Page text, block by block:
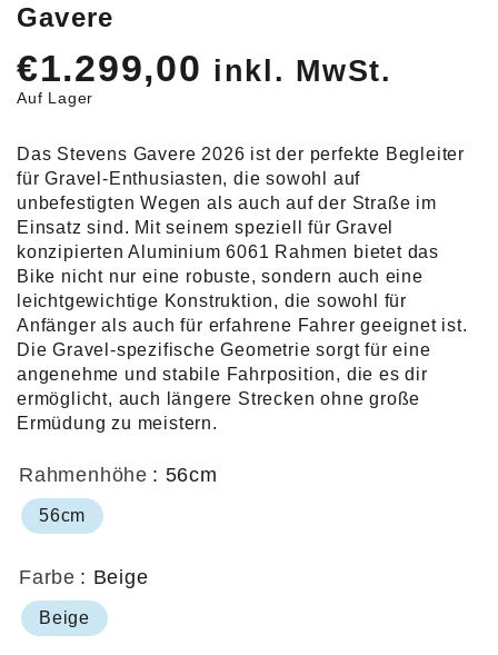
Gavere
€1.299,00 inkl. MwSt.
Auf Lager
Das Stevens Gavere 2026 ist der perfekte Begleiter
für Gravel-Enthusiasten, die sowohl auf
unbefestigten Wegen als auch auf der Straße im
Einsatz sind. Mit seinem speziell für Gravel
konzipierten Aluminium 6061 Rahmen bietet das
Bike nicht nur eine robuste, sondern auch eine
leichtgewichtige Konstruktion, die sowohl für
Anfänger als auch für erfahrene Fahrer geeignet ist.
Die Gravel-spezifische Geometrie sorgt für eine
angenehme und stabile Fahrposition, die es dir
ermöglicht, auch längere Strecken ohne große
Ermüdung zu meistern.
Rahmenhöhe : 56cm
56cm
Farbe : Beige
Beige